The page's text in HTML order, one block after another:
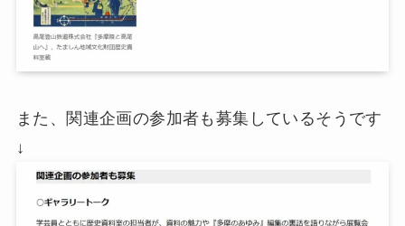
また、関連企画の参加者も募集しているそうです
↓